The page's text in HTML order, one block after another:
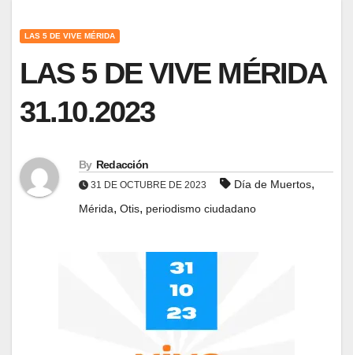
LAS 5 DE VIVE MÉRIDA
LAS 5 DE VIVE MÉRIDA
31.10.2023
By Redacción
31 DE OCTUBRE DE 2023 Día de Muertos,
Mérida, Otis, periodismo ciudadano